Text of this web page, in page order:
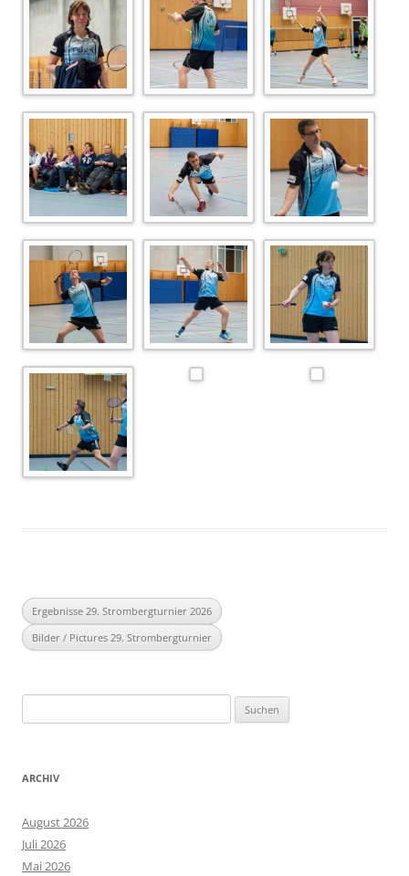
Ergebnisse 29. Strombergturnier 2026
Bilder / Pictures 29. Strombergturnier
nach:
ARCHIV
August 2026
Juli 2026
Mai 2026